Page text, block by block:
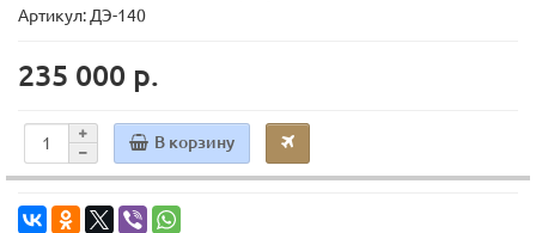
Артикул: ДЭ-140
235 000 р.
В корзину